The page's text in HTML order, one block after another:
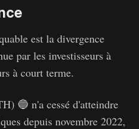
est la divergence
par les investisseurs à
à court terme.
🔵 n'a cessé d'atteindre
depuis novembre 2022,